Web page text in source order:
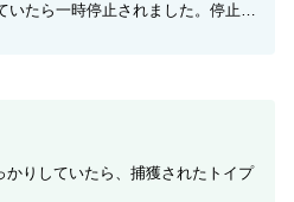
いたら一時停止されました。停止期
かりしていたら、捕獲されたトイプ